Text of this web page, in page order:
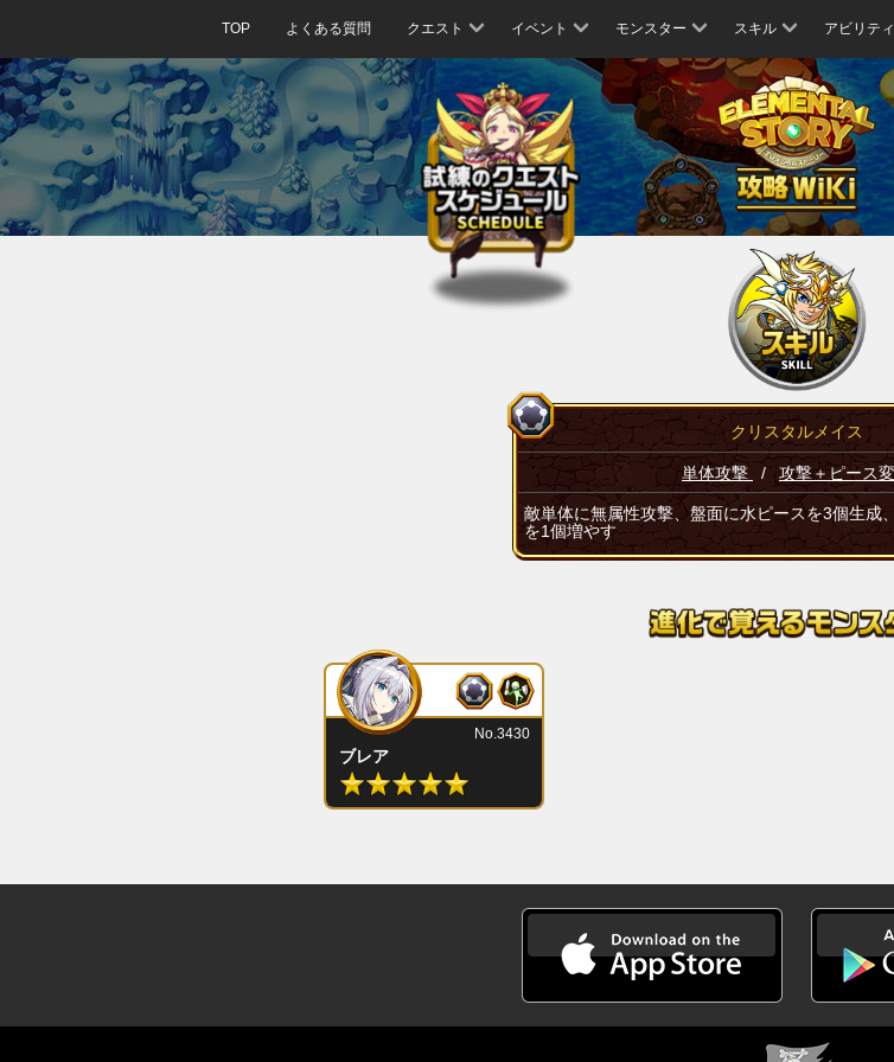
TOP よくある質問 クエスト イベント モンスター スキル アビリティ
クリスタルメイス
単体攻撃 / 攻撃＋ピース
敵単体に無属性攻撃、盤面に水ピースを3個生成
を1個増やす
ブレア
No.3430